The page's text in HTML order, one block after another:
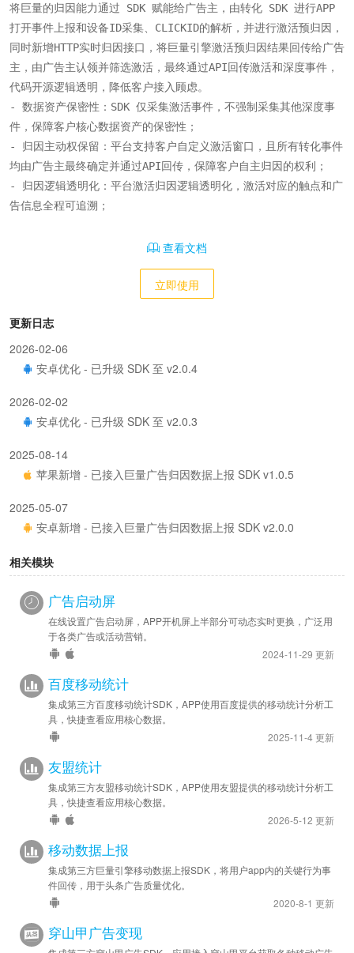
将巨量的归因能力通过 SDK 赋能给广告主，由转化 SDK 进行APP
打开事件上报和设备ID采集、CLICKID的解析，并进行激活预归因，
同时新增HTTP实时归因接口，将巨量引擎激活预归因结果回传给广告
主，由广告主认领并筛选激活，最终通过API回传激活和深度事件，
代码开源逻辑透明，降低客户接入顾虑。
- 数据资产保密性：SDK 仅采集激活事件，不强制采集其他深度事
件，保障客户核心数据资产的保密性；
- 归因主动权保留：平台支持客户自定义激活窗口，且所有转化事件
均由广告主最终确定并通过API回传，保障客户自主归因的权利；
- 归因逻辑透明化：平台激活归因逻辑透明化，激活对应的触点和广
告信息全程可追溯；
查看文档
立即使用
更新日志
2026-02-06
安卓优化 - 已升级 SDK 至 v2.0.4
2026-02-02
安卓优化 - 已升级 SDK 至 v2.0.3
2025-08-14
苹果新增 - 已接入巨量广告归因数据上报 SDK v1.0.5
2025-05-07
安卓新增 - 已接入巨量广告归因数据上报 SDK v2.0.0
相关模块
广告启动屏
在线设置广告启动屏，APP开机屏上半部分可动态实时更换，广泛用
于各类广告或活动营销。
2024-11-29 更新
百度移动统计
集成第三方百度移动统计SDK，APP使用百度提供的移动统计分析工
具，快捷查看应用核心数据。
2025-11-4 更新
友盟统计
集成第三方友盟移动统计SDK，APP使用友盟提供的移动统计分析工
具，快捷查看应用核心数据。
2026-5-12 更新
移动数据上报
集成第三方巨量引擎移动数据上报SDK，将用户app内的关键行为事
件回传，用于头条广告质量优化。
2020-8-1 更新
穿山甲广告变现